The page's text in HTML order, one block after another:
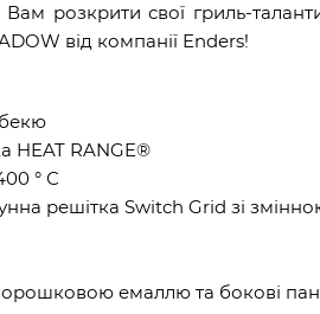
розкрити свої гриль-таланти
від компанії Enders!
HEAT RANGE®
° С
решітка Switch Grid зі
емаллю та бокові